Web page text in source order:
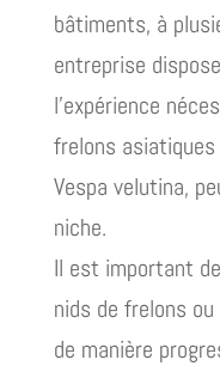
bâtiments, à
entreprise
l’expérience
frelons
Vespa velutina,
niche.
Il est important
nids de frelons
de manière